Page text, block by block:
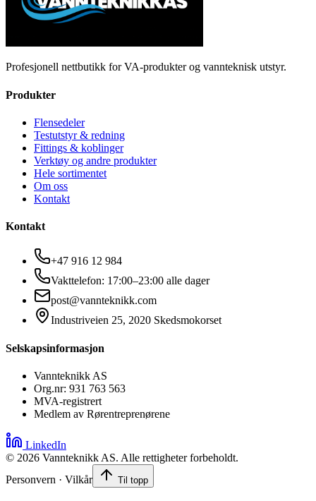
Profesjonell nettbutikk for VA-produkter og vannteknisk utstyr.
Produkter
Flensedeler
Testutstyr & redning
Fittings & koblinger
Verktøy og andre produkter
Hele sortimentet
Om oss
Kontakt
Kontakt
+47 916 12 984
Vakttelefon: 17:00–23:00 alle dager
post@vannteknikk.com
Industriveien 25, 2020 Skedsmokorset
Selskapsinformasjon
Vannteknikk AS
Org.nr: 931 763 563
MVA-registrert
Medlem av Rørentreprenørene
LinkedIn
© 2026 Vannteknikk AS. Alle rettigheter forbeholdt.
Personvern · Vilkår
Til topp